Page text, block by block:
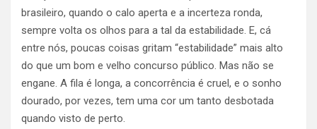
brasileiro, quando o calo aperta e a incerteza ronda,
sempre volta os olhos para a tal da estabilidade. E, cá
entre nós, poucas coisas gritam “estabilidade” mais alto
do que um bom e velho concurso público. Mas não se
engane. A fila é longa, a concorrência é cruel, e o sonho
dourado, por vezes, tem uma cor um tanto desbotada
quando visto de perto.